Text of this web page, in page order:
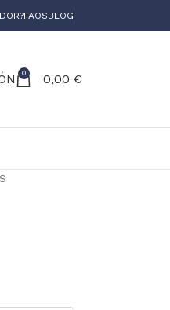
FAQSBLOG
0 0,00 €